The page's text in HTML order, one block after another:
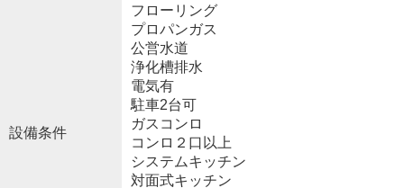
設備条件
フローリング
プロパンガス
公営水道
浄化槽排水
電気有
駐車2台可
ガスコンロ
コンロ２口以上
システムキッチン
対面式キッチン